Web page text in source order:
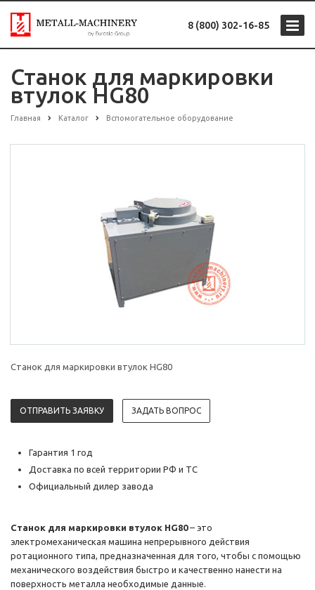
8 (800) 302-16-85
Станок для маркировки
втулок HG80
Главная Каталог Вспомогательное оборудование
Станок для маркировки втулок HG80
ОТПРАВИТЬ ЗАЯВКУ ЗАДАТЬ ВОПРОС
Гарантия 1 год
Доставка по всей территории РФ и ТС
Официальный дилер завода
Станок для маркировки втулок HG80– это
электромеханическая машина непрерывного действия
ротационного типа, предназначенная для того, чтобы с помощью
механического воздействия быстро и качественно нанести на
поверхность металла необходимые данные.